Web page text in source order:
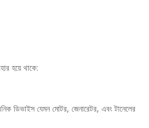
হয়ে থাকে:
ডিভাইস যেমন মোটর, জেনারেটর, এবং টানেলের